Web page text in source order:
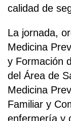
calidad de
La jornada,
Medicina
y Formación
del Área de
Medicina
Familiar y
enfermería y